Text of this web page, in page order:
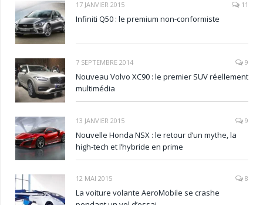
17 JANVIER 2015 11
Infiniti Q50 : le premium non-conformiste
7 SEPTEMBRE 2014 9
Nouveau Volvo XC90 : le premier SUV réellement
multimédia
13 JANVIER 2015 9
Nouvelle Honda NSX : le retour d’un mythe, la
high-tech et l’hybride en prime
12 MAI 2015 8
La voiture volante AeroMobile se crashe